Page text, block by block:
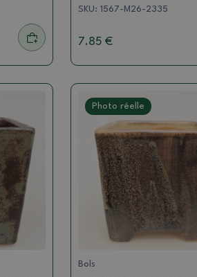
SKU: 1567-M26-2335
7.85 €
Photo réelle
Bols